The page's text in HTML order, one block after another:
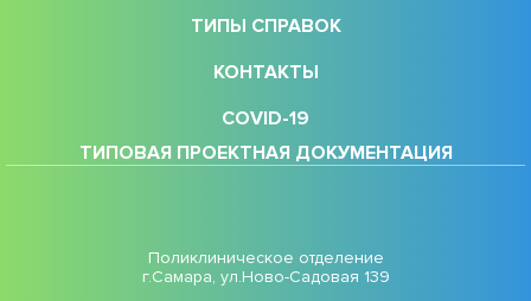
ТИПЫ СПРАВОК
КОНТАКТЫ
COVID-19
ТИПОВАЯ ПРОЕКТНАЯ ДОКУМЕНТАЦИЯ
Поликлиническое отделение
г.Самара, ул.Ново-Садовая 139